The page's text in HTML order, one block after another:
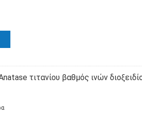
τιτανίου βαθμός ινών